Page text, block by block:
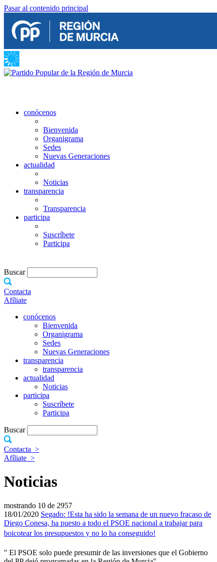
Pasar al contenido principal
conócenos
Bienvenida
Organigrama
Sedes
Nuevas Generaciones
actualidad
Noticias
transparencia
Transparencia
participa
Suscríbete
Participa
Buscar
Contacta
Afíliate
conócenos
Bienvenida
Organigrama
Sedes
Nuevas Generaciones
transparencia
transparencia
actualidad
Noticias
participa
Suscríbete
Participa
Buscar
Contacta >
Afíliate >
Noticias
mostrando 10 de 2957
18/01/2020 Segado: !Esta ha sido la semana de un nuevo fracaso de
Diego Conesa, ha puesto a todo el PSOE nacional a trabajar para
boicotear los presupuestos y no lo ha conseguido!
" El PSOE solo puede presumir de las inversiones que el Gobierno